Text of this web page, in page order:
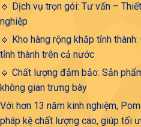
🔹 Dịch vụ trọn gói: Tư vấn –
nghiệp
🔹 Kho hàng rộng khắp tỉnh
tỉnh thành trên cả nước
🔹 Chất lượng đảm bảo: Sản
không gian trưng bày
Với hơn 13 năm kinh nghiệm,
pháp kệ chất lượng cao, giúp tối